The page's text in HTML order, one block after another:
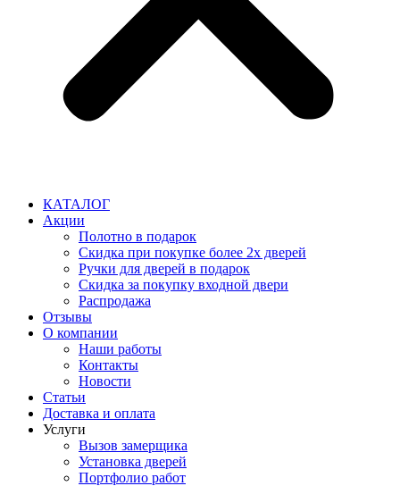
КАТАЛОГ
Акции
Полотно в подарок
Скидка при покупке более 2х дверей
Ручки для дверей в подарок
Скидка за покупку входной двери
Распродажа
Отзывы
О компании
Наши работы
Контакты
Новости
Статьи
Доставка и оплата
Услуги
Вызов замерщика
Установка дверей
Портфолио работ